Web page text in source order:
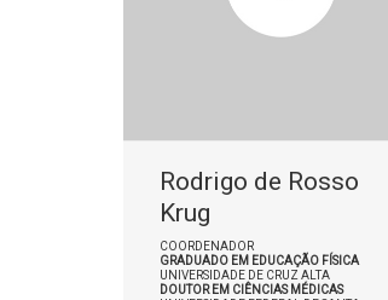
Rodrigo de Rosso
Krug
COORDENADOR
GRADUADO EM EDUCAÇÃO FÍSICA
UNIVERSIDADE DE CRUZ ALTA
DOUTOR EM CIÊNCIAS MÉDICAS